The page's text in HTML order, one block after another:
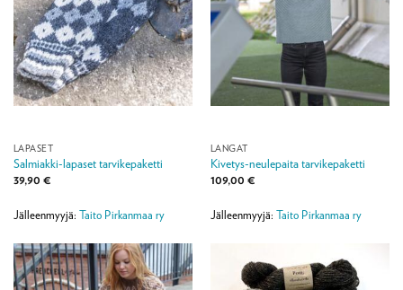
LAPASET
Salmiakki-lapaset tarvikepaketti
39,90 €
Jälleenmyyjä: Taito Pirkanmaa ry
LANGAT
Kivetys-neulepaita tarvikepaketti
109,00 €
Jälleenmyyjä: Taito Pirkanmaa ry